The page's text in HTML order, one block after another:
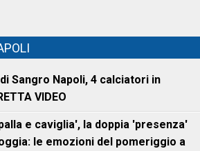
Sangro Napoli, 4 calciatori in
VIDEO
e caviglia', la doppia 'presenza'
le emozioni del pomeriggio a